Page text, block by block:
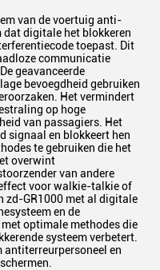
van de voertuig anti-
dat digitale het blokkeren
toepast. Dit
communicatie
geavanceerde
bevoegdheid gebruiken
Het vermindert
op hoge
van passagiers. Het
signaal en blokkeert hen
te gebruiken die het
overwint
van andere
voor walkie-talkie of
zd-GR1000 met al digitale
en de
optimale methodes die
systeem verbetert.
antiterreurpersoneel en